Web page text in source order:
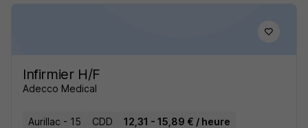
Infirmier H/F
Adecco Medical
Aurillac - 15 CDD 12,31 - 15,89 € / heure